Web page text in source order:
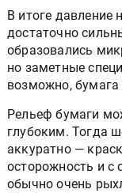
В итоге давление
достаточно
образовались
но заметные
возможно, бумага
Рельеф бумаги
глубоким. Тогда
аккуратно —
осторожность и с
обычно очень